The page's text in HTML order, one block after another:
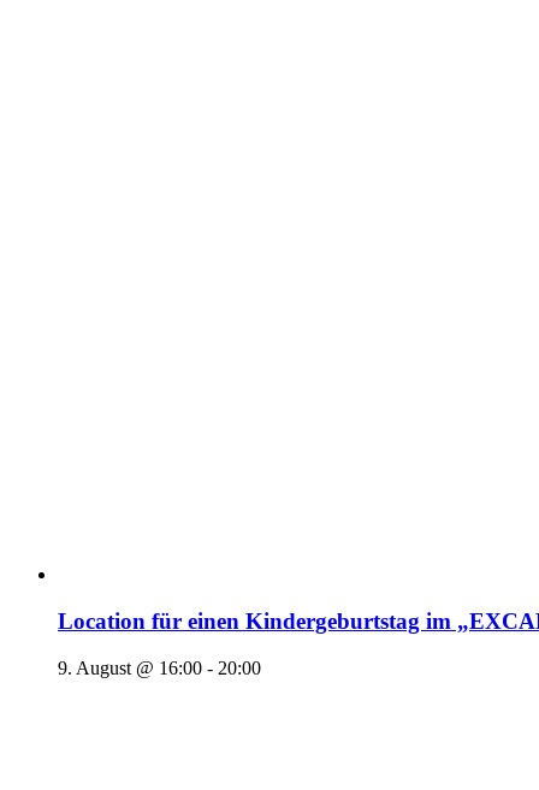
Location für einen Kindergeburtstag im
9. August @ 16:00 - 20:00